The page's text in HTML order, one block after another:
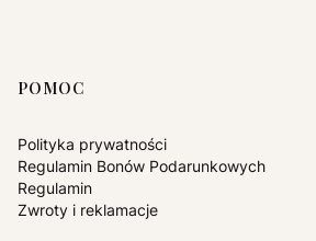
Linki w stopce
POMOC
Polityka prywatności
Regulamin Bonów Podarunkowych
Regulamin
Zwroty i reklamacje